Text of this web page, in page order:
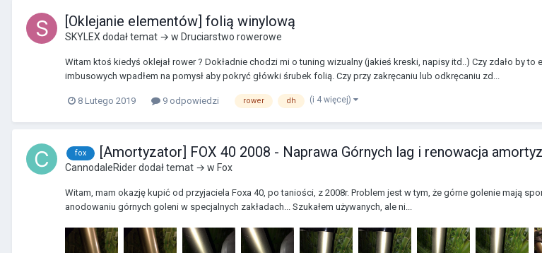
[Oklejanie elementów] folią winylową
SKYLEXdodał temat → w Druciarstwo rowerowe
Witam ktoś kiedyś oklejał rower ? Dokładnie chodzi mi o tuning wizualny (jakieś kreski, napisy itd..) Czy zdało by
imbusowych wpadłem na pomysł aby pokryć główki śrubek folią. Czy przy zakręcaniu lub odkręcaniu zd...
8 Lutego 2019 9 odpowiedzi rower dh (i 4 więcej)
fox [Amortyzator] FOX 40 2008 - Naprawa Górnych lag i renowacja
CannodaleRiderdodał temat → w Fox
Witam, mam okazję kupić od przyjaciela Foxa 40, po taniości, z 2008r. Problem jest w tym, że górne golenie mają
anodowaniu górnych goleni w specjalnych zakładach... Szukałem używanych, ale ni...